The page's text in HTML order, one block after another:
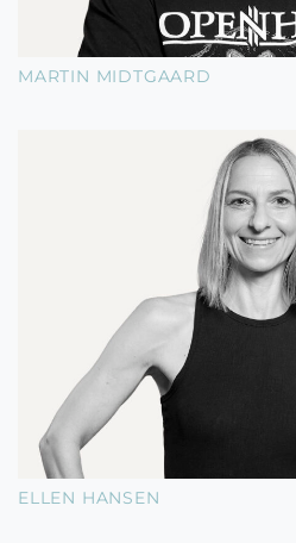
MARTIN MIDTGAARD
ELLEN HANSEN